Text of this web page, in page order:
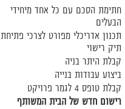
חתימת הסכם עם כל אחד מיחידי
הבעלים
תכנון אדריכלי מפורט לצרכי פתיחת
תיק רישוי
קבלת היתר בניה
ביצוע עבודות בנייה
קבלת טופס 4 לגמר פרויקט
רישום חדש של הבית המשותף